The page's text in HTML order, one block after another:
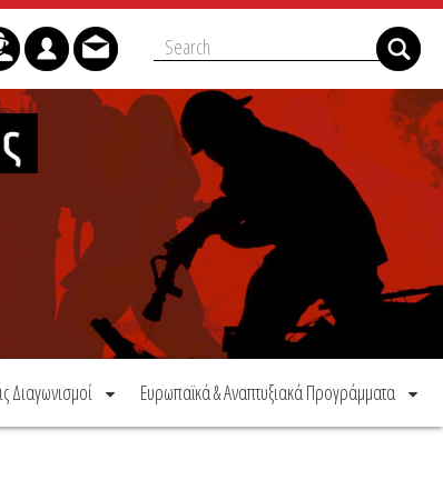
Διαγωνισμοί Ευρωπαϊκά & Αναπτυξιακά Προγράμματα